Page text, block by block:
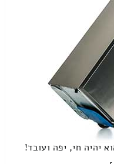
יהיה חי, יפה ועובד!